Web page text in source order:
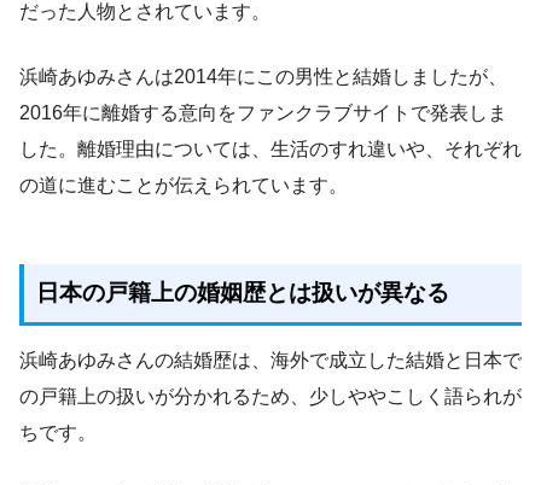
だった人物とされています。
浜崎あゆみさんは2014年にこの男性と結婚しましたが、
2016年に離婚する意向をファンクラブサイトで発表しま
した。離婚理由については、生活のすれ違いや、それぞれ
の道に進むことが伝えられています。
日本の戸籍上の婚姻歴とは扱いが異なる
浜崎あゆみさんの結婚歴は、海外で成立した結婚と日本で
の戸籍上の扱いが分かれるため、少しややこしく語られが
ちです。